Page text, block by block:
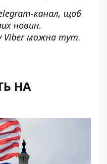
канал, щоб
новин.
Viber можна тут.
НА